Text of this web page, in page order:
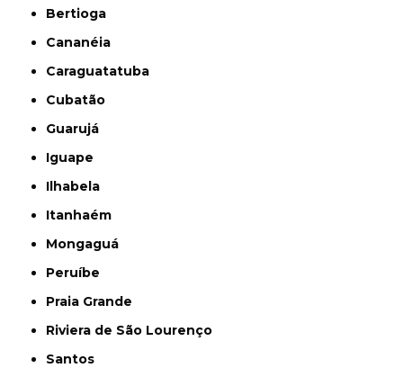
Bertioga
Cananéia
Caraguatatuba
Cubatão
Guarujá
Iguape
Ilhabela
Itanhaém
Mongaguá
Peruíbe
Praia Grande
Riviera de São Lourenço
Santos